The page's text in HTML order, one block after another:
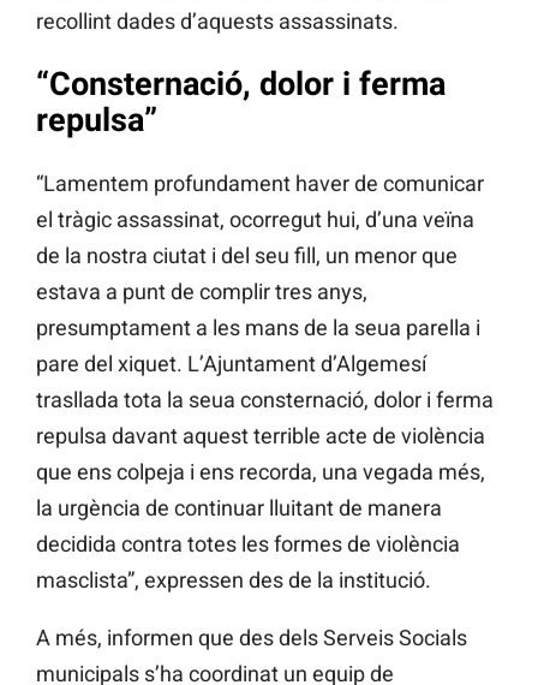
recollint dades d’aquests assassinats.
“Consternació, dolor i ferma
repulsa”
“Lamentem profundament haver de comunicar
el tràgic assassinat, ocorregut hui, d’una veïna
de la nostra ciutat i del seu fill, un menor que
estava a punt de complir tres anys,
presumptament a les mans de la seua parella i
pare del xiquet. L’Ajuntament d’Algemesí
trasllada tota la seua consternació, dolor i ferma
repulsa davant aquest terrible acte de violència
que ens colpeja i ens recorda, una vegada més,
la urgència de continuar lluitant de manera
decidida contra totes les formes de violència
masclista”, expressen des de la institució.
A més, informen que des dels Serveis Socials
municipals s’ha coordinat un equip de